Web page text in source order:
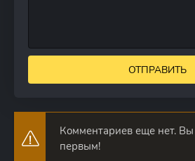
ОТПРАВИТЬ
Комментариев еще нет. Вы
первым!